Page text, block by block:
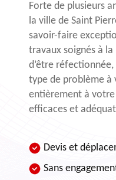
Forte de plusieurs
la ville de Saint
savoir-faire
travaux soignés à
d’être
type de problème à
entièrement à
efficaces et
Devis et
Sans